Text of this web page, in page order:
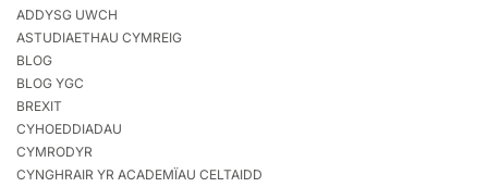
ADDYSG UWCH
ASTUDIAETHAU CYMREIG
BLOG
BLOG YGC
BREXIT
CYHOEDDIADAU
CYMRODYR
CYNGHRAIR YR ACADEMÏAU CELTAIDD